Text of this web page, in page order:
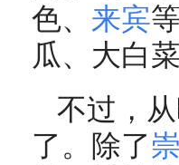
色、 来宾
瓜、大白
不过，
了。除了